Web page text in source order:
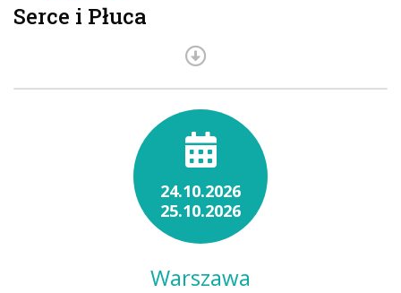
Serce i Płuca
24.10.2026
25.10.2026
Warszawa